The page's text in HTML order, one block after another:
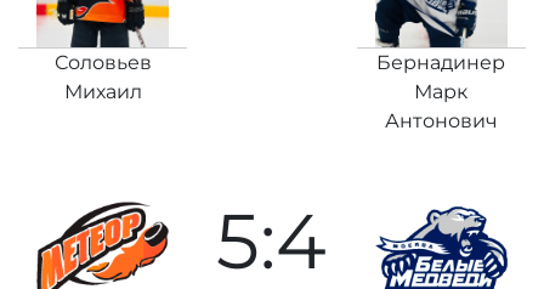
Соловьев
Михаил
Бернадинер
Марк
Антонович
5:4